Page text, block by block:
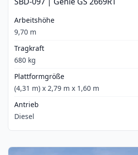
Arbeitshöhe
9,70 m
Tragkraft
680 kg
Plattformgröße
(4,31 m) x 2,79 m x 1,60 m
Antrieb
Diesel